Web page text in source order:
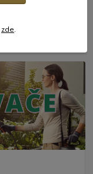
zde.